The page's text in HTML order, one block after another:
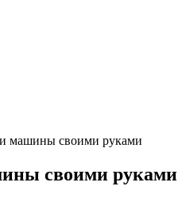
машины своими руками
своими руками